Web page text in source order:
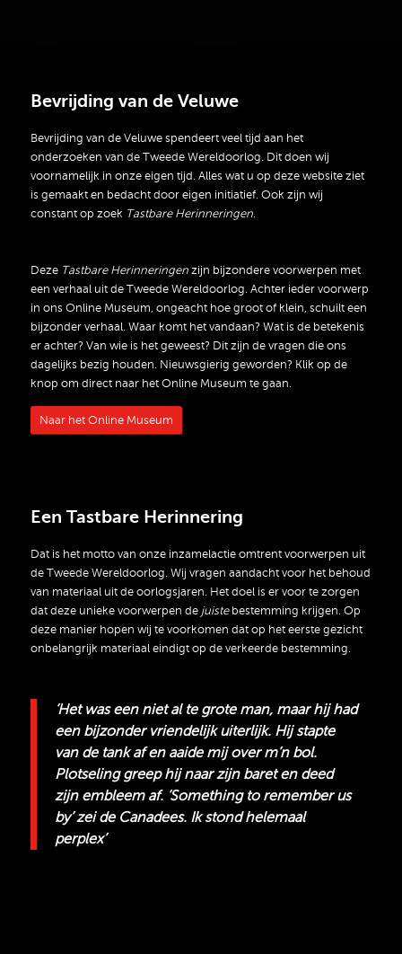
Bevrijding van de Veluwe
Bevrijding van de Veluwe spendeert veel tijd aan het
onderzoeken van de Tweede Wereldoorlog. Dit doen wij
voornamelijk in onze eigen tijd. Alles wat u op deze website ziet
is gemaakt en bedacht door eigen initiatief. Ook zijn wij
constant op zoek Tastbare Herinneringen.
Deze Tastbare Herinneringen zijn bijzondere voorwerpen met
een verhaal uit de Tweede Wereldoorlog. Achter ieder voorwerp
in ons Online Museum, ongeacht hoe groot of klein, schuilt een
bijzonder verhaal. Waar komt het vandaan? Wat is de betekenis
er achter? Van wie is het geweest? Dit zijn de vragen die ons
dagelijks bezig houden. Nieuwsgierig geworden? Klik op de
knop om direct naar het Online Museum te gaan.
Naar het Online Museum
Een Tastbare Herinnering
Dat is het motto van onze inzamelactie omtrent voorwerpen uit
de Tweede Wereldoorlog. Wij vragen aandacht voor het behoud
van materiaal uit de oorlogsjaren. Het doel is er voor te zorgen
dat deze unieke voorwerpen de juistebestemming krijgen. Op
deze manier hopen wij te voorkomen dat op het eerste gezicht
onbelangrijk materiaal eindigt op de verkeerde bestemming.
‘Het was een niet al te grote man, maar hij had
een bijzonder vriendelijk uiterlijk. Hij stapte
van de tank af en aaide mij over m’n bol.
Plotseling greep hij naar zijn baret en deed
zijn embleem af. ‘Something to remember us
by’ zei de Canadees. Ik stond helemaal
perplex’